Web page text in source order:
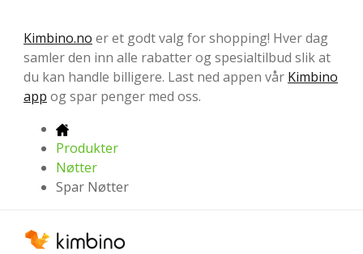
Kimbino.no er et godt valg for shopping! Hver dag
samler den inn alle rabatter og spesialtilbud slik at
du kan handle billigere. Last ned appen vår Kimbino
app og spar penger med oss.
Produkter
Nøtter
Spar Nøtter